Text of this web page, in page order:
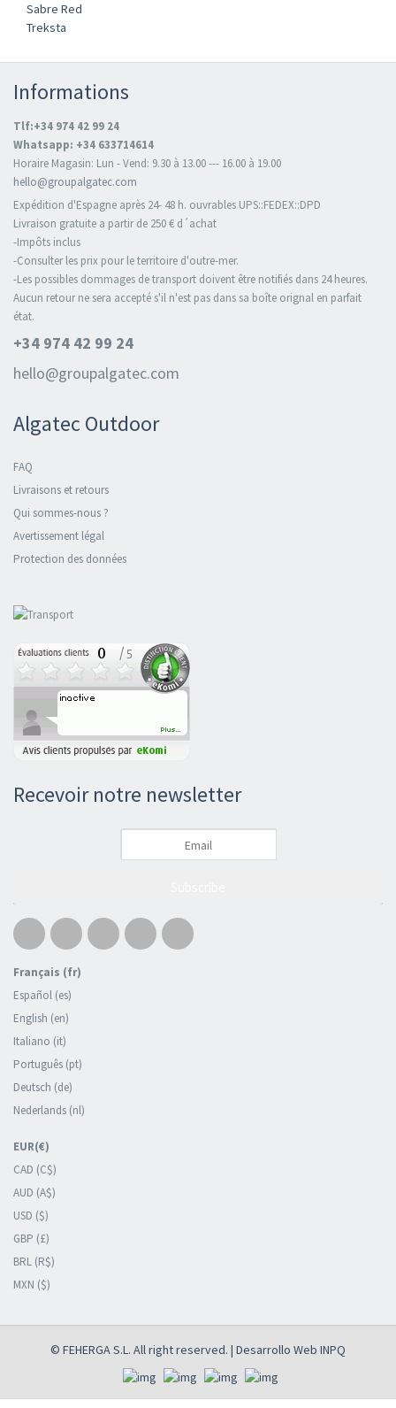
Sabre Red
Treksta
Informations
Tlf:+34 974 42 99 24
Whatsapp: +34 633714614
Horaire Magasin: Lun - Vend: 9.30 à 13.00 --- 16.00 à 19.00
hello@groupalgatec.com
Expédition d'Espagne après 24- 48 h. ouvrables UPS::FEDEX::DPD
Livraison gratuite a partir de 250 € d´achat
-Impôts inclus
-Consulter les prix pour le territoire d'outre-mer.
-Les possibles dommages de transport doivent être notifiés dans 24 heures.
Aucun retour ne sera accepté s'il n'est pas dans sa boîte orignal en parfait
état.
+34 974 42 99 24
hello@groupalgatec.com
Algatec Outdoor
FAQ
Livraisons et retours
Qui sommes-nous ?
Avertissement légal
Protection des données
Recevoir notre newsletter
Français (fr)
Español (es)
English (en)
Italiano (it)
Português (pt)
Deutsch (de)
Nederlands (nl)
EUR(€)
CAD (C$)
AUD (A$)
USD ($)
GBP (£)
BRL (R$)
MXN ($)
© FEHERGA S.L. All right reserved. | Desarrollo Web INPQ